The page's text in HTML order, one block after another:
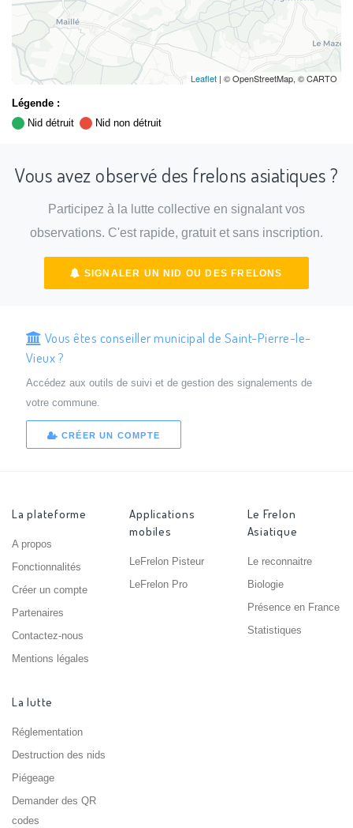
Leaflet | © OpenStreetMap, © CARTO
Légende :
Nid détruit
Nid non détruit
Vous avez observé des frelons asiatiques ?
Participez à la lutte collective en signalant vos
observations. C'est rapide, gratuit et sans inscription.
SIGNALER UN NID OU DES FRELONS
Vous êtes conseiller municipal de Saint-Pierre-le-
Vieux ?
Accédez aux outils de suivi et de gestion des signalements de
votre commune.
CRÉER UN COMPTE
La plateforme
A propos
Fonctionnalités
Créer un compte
Partenaires
Contactez-nous
Mentions légales
Applications
mobiles
LeFrelon Pisteur
LeFrelon Pro
Le Frelon
Asiatique
Le reconnaitre
Biologie
Présence en France
Statistiques
La lutte
Réglementation
Destruction des nids
Piégeage
Demander des QR
codes